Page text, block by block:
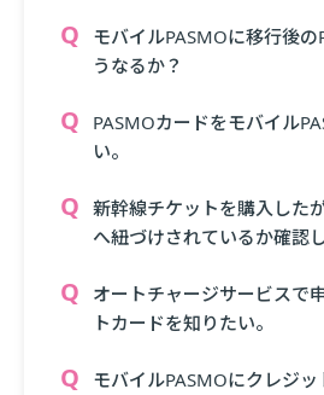
モバイルPASMOに移行後
うなるか？
PASMOカードをモバイル
い。
新幹線チケットを購入した
へ紐づけされているか確認
オートチャージサービスで
トカードを知りたい。
モバイルPASMOにクレジ